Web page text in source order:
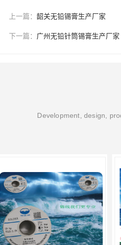
上一篇： 韶关无铅锡膏生产厂家
下一篇： 广州无铅针筒锡膏生产厂家
Development, design,